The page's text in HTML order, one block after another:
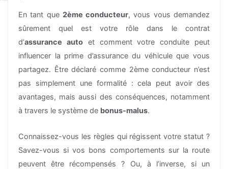
En tant que 2ème conducteur, vous vous demandez
sûrement quel est votre rôle dans le contrat
d’assurance autoet comment votre conduite peut
influencer la prime d’assurance du véhicule que vous
partagez. Être déclaré comme 2ème conducteur n’est
pas simplement une formalité : cela peut avoir des
avantages, mais aussi des conséquences, notamment
à travers le système de bonus-malus.
Connaissez-vous les règles qui régissent votre statut ?
Savez-vous si vos bons comportements sur la route
peuvent être récompensés ? Ou, à l’inverse, si un